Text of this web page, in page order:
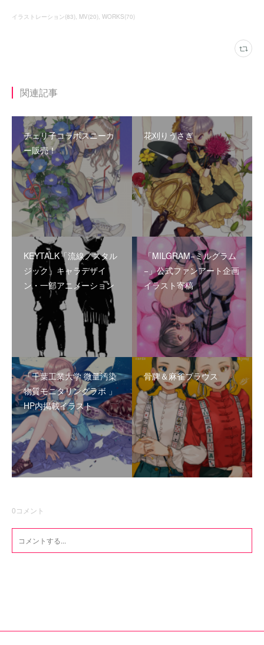
イラストレーション(83) MV(20) WORKS(70)
関連記事
チェリ子コラボスニーカ
ー販売！
花刈りうさぎ
KEYTALK「流線ノスタル
ジック」キャラデザイ
ン・一部アニメーション
「MILGRAM−ミルグラム
−」公式ファンアート企画
イラスト寄稿
「千葉工業大学 微量汚染
物質モニタリングラボ 」
HP内掲載イラスト
骨牌＆麻雀ブラウス
0コメント